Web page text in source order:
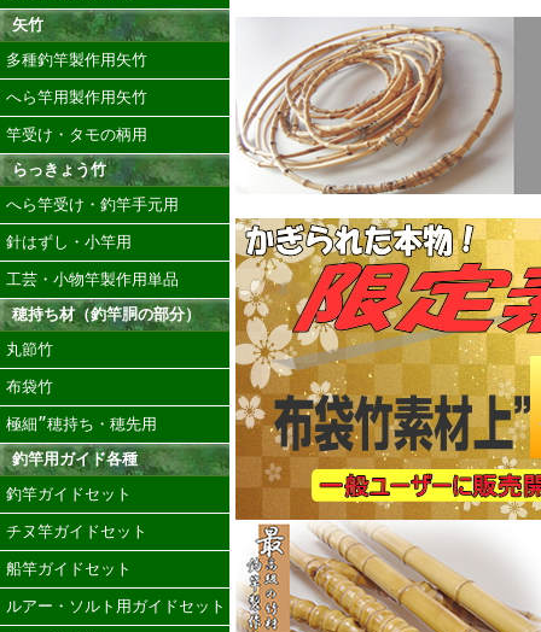
矢竹
多種釣竿製作用矢竹
へら竿用製作用矢竹
竿受け・タモの柄用
らっきょう竹
へら竿受け・釣竿手元用
針はずし・小竿用
工芸・小物竿製作用単品
穂持ち材（釣竿胴の部分）
丸節竹
布袋竹
極細”穂持ち・穂先用
釣竿用ガイド各種
釣竿ガイドセット
チヌ竿ガイドセット
船竿ガイドセット
ルアー・ソルト用ガイドセット